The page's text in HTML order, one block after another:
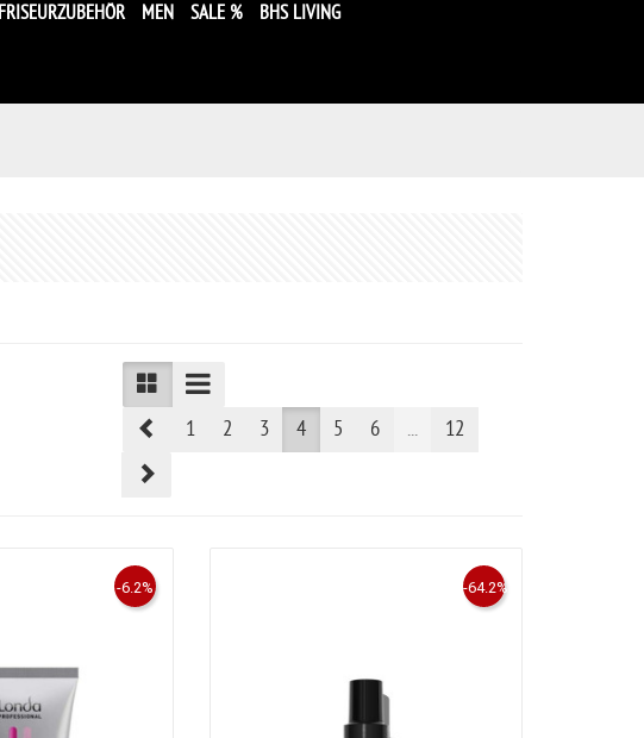
FRISEURZUBEHÖR MEN SALE % BHS LIVING
Prev1 2 3 4 5 6 ...
12
-6.2% -64.2%